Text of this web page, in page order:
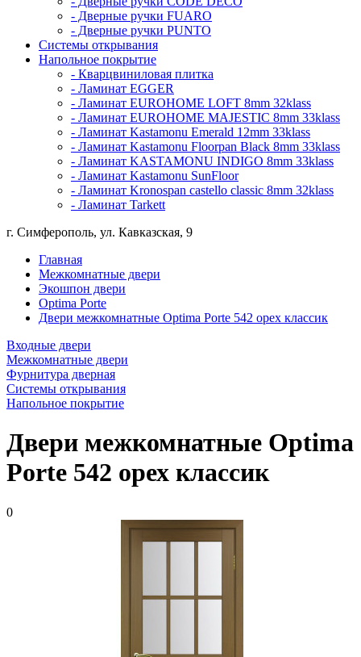
- Дверные ручки FUARO
- Дверные ручки PUNTO
Системы открывания
Напольное покрытие
- Кварцвиниловая плитка
- Ламинат EGGER
- Ламинат EUROHOME LOFT 8mm 32klass
- Ламинат EUROHOME MAJESTIC 8mm 33klass
- Ламинат Kastamonu Emerald 12mm 33klass
- Ламинат Kastamonu Floorpan Black 8mm 33klass
- Ламинат KASTAMONU INDIGO 8mm 33klass
- Ламинат Kastamonu SunFloor
- Ламинат Kronospan castello classic 8mm 32klass
- Ламинат Tarkett
г. Симферополь, ул. Кавказская, 9
Главная
Межкомнатные двери
Экошпон двери
Optima Porte
Двери межкомнатные Optima Porte 542 орех классик
Входные двери
Межкомнатные двери
Фурнитура дверная
Системы открывания
Напольное покрытие
Двери межкомнатные Optima
Porte 542 орех классик
0